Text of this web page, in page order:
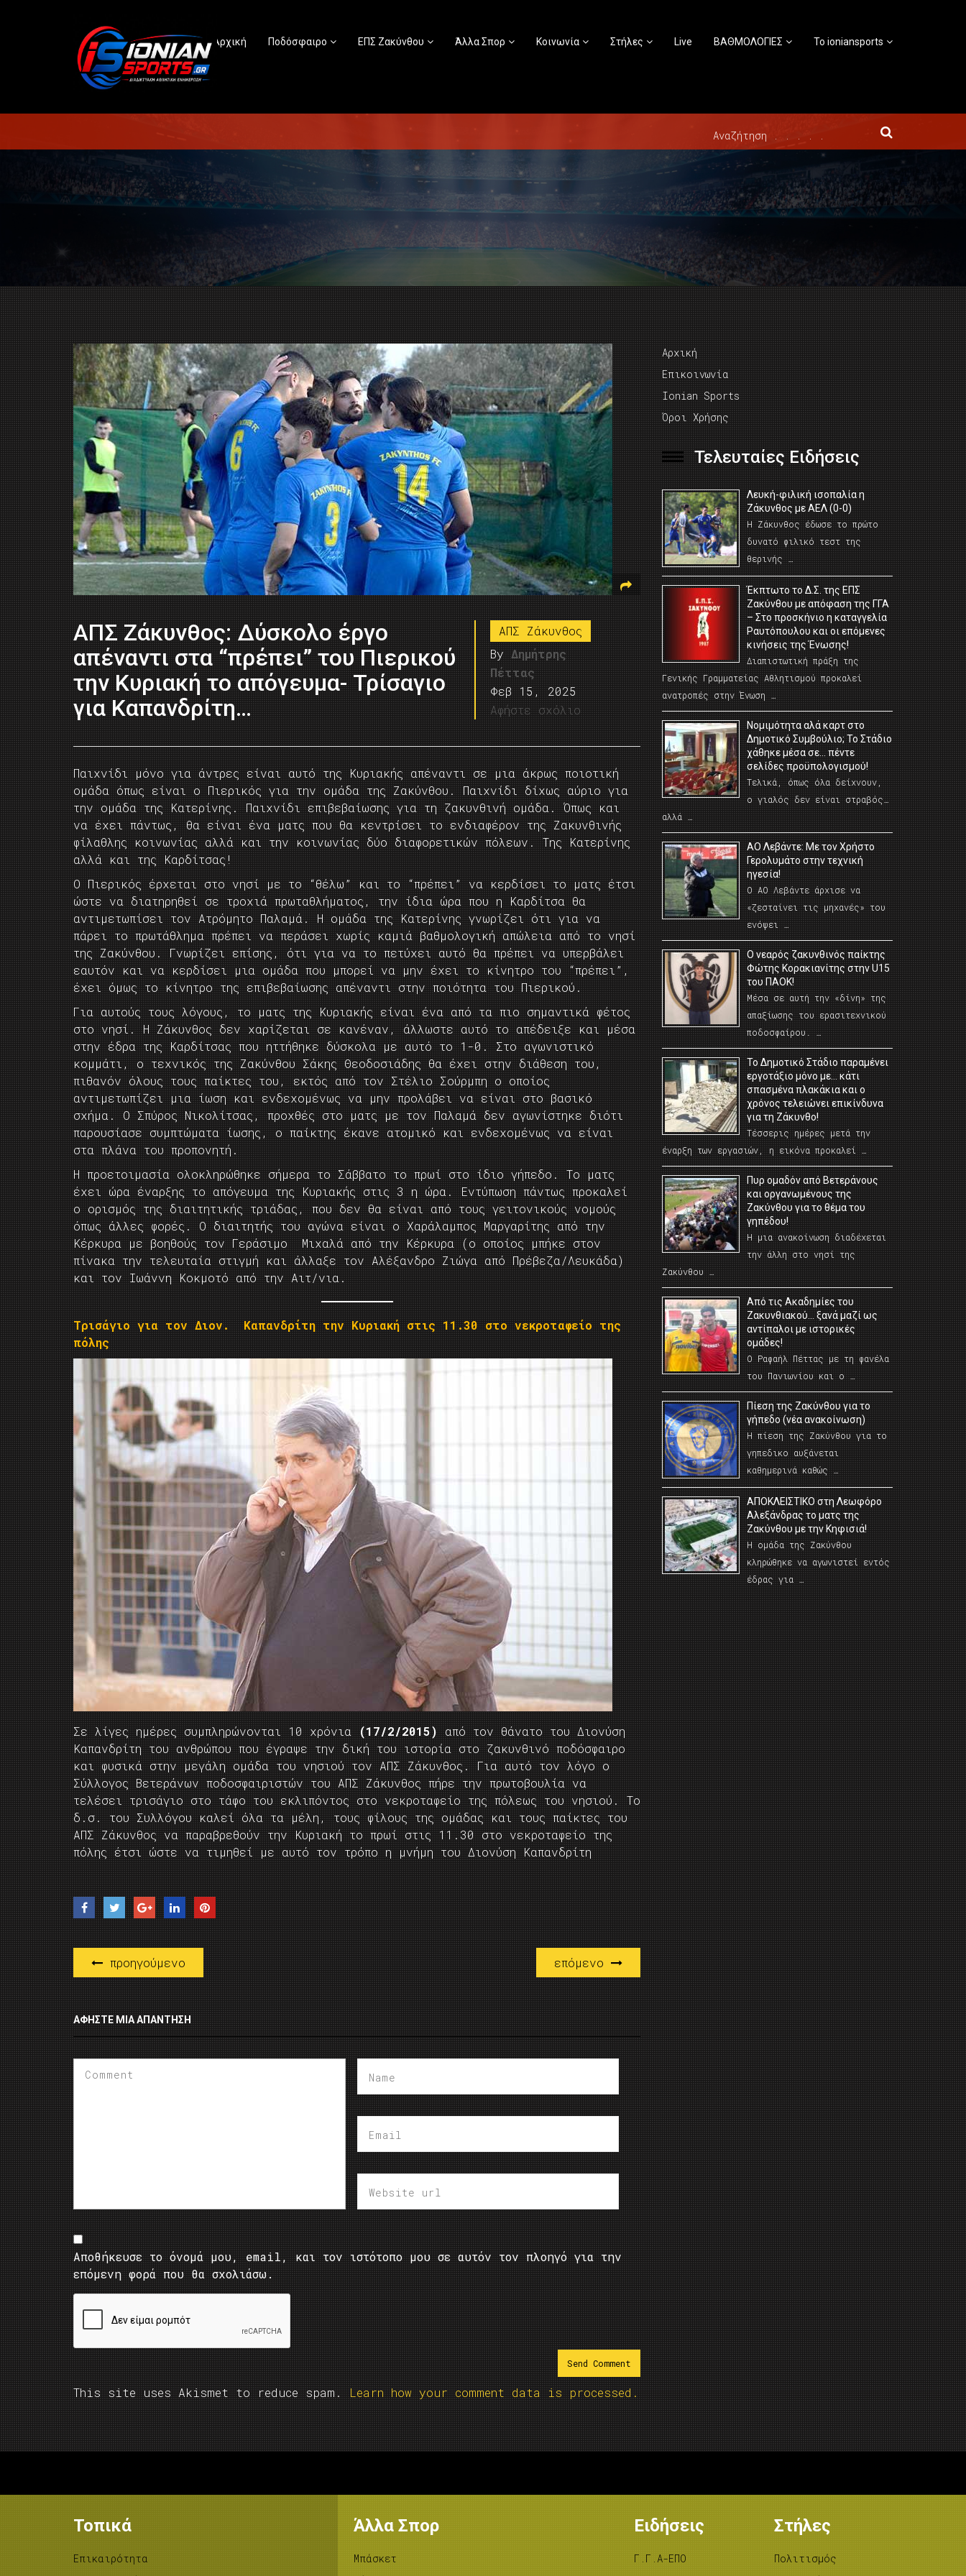
Αρχική Ποδόσφαιρο ΕΠΣ Ζακύνθου Άλλα Σπορ Κοινωνία Στήλες Live ΒΑΘΜΟΛΟΓΙΕΣ Το ioniansports
ΑΠΣ Ζάκυνθος: Δύσκολο έργο
απέναντι στα “πρέπει” του Πιερικού
την Κυριακή το απόγευμα- Τρίσαγιο
για Καπανδρίτη…
ΑΠΣ Ζάκυνθος
By Δημήτρης
Πέττας
Φεβ 15, 2025
Αφήστε σχόλιο
Παιχνίδι μόνο για άντρες είναι αυτό της Κυριακής απέναντι σε μια άκρως ποιοτική
ομάδα όπως είναι ο Πιερικός για την ομάδα της Ζακύνθου. Παιχνίδι δίχως αύριο για
την ομάδα της Κατερίνης. Παιχνίδι επιβεβαίωσης για τη ζακυνθινή ομάδα. Όπως και
να έχει πάντως, θα είναι ένα ματς που θα κεντρίσει το ενδιαφέρον της Ζακυνθινής
φίλαθλης κοινωνίας αλλά και την κοινωνίας δύο διαφορετικών πόλεων. Της Κατερίνης
αλλά και της Καρδίτσας!
Ο Πιερικός έρχεται στο νησί με το “θέλω” και το “πρέπει” να κερδίσει το ματς έτσι
ώστε να διατηρηθεί σε τροχιά πρωταθλήματος, την ίδια ώρα που η Καρδίτσα θα
αντιμετωπίσει τον Ατρόμητο Παλαμά. Η ομάδα της Κατερίνης γνωρίζει ότι για να
πάρει το πρωτάθλημα πρέπει να περάσει χωρίς καμιά βαθμολογική απώλεια από το νησί
της Ζακύνθου. Γνωρίζει επίσης, ότι για να το πετύχει αυτό θα πρέπει να υπερβάλει
εαυτόν και να κερδίσει μια ομάδα που μπορεί να μην έχει το κίνητρο του “πρέπει”,
έχει όμως το κίνητρο της επιβεβαίωσης απέναντι στην ποιότητα του Πιερικού.
Για αυτούς τους λόγους, το ματς της Κυριακής είναι ένα από τα πιο σημαντικά φέτος
στο νησί. Η Ζάκυνθος δεν χαρίζεται σε κανέναν, άλλωστε αυτό το απέδειξε και μέσα
στην έδρα της Καρδίτσας που ηττήθηκε δύσκολα με αυτό το 1-0. Στο αγωνιστικό
κομμάτι, ο τεχνικός της Ζακύνθου Σάκης Θεοδοσιάδης θα έχει στην διάθεση του,
πιθανόν όλους τους παίκτες του, εκτός από τον Στέλιο Σούρμπη ο οποίος
αντιμετωπίζει μια ίωση και ενδεχομένως να μην προλάβει να είναι στο βασικό
σχήμα. Ο Σπύρος Νικολίτσας, προχθές στο ματς με τον Παλαμά δεν αγωνίστηκε διότι
παρουσίασε συμπτώματα ίωσης, ο παίκτης έκανε ατομικό και ενδεχομένως να είναι
στα πλάνα του προπονητή.
Η προετοιμασία ολοκληρώθηκε σήμερα το Σάββατο το πρωί στο ίδιο γήπεδο. Το ματς
έχει ώρα έναρξης το απόγευμα της Κυριακής στις 3 η ώρα. Εντύπωση πάντως προκαλεί
ο ορισμός της διαιτητικής τριάδας, που δεν θα είναι από τους γειτονικούς νομούς
όπως άλλες φορές. Ο διαιτητής του αγώνα είναι ο Χαράλαμπος Μαργαρίτης από την
Κέρκυρα με βοηθούς τον Γεράσιμο Μιχαλά από την Κέρκυρα (ο οποίος μπήκε στον
πίνακα την τελευταία στιγμή και άλλαξε τον Αλέξανδρο Ζιώγα από Πρέβεζα/Λευκάδα)
και τον Ιωάννη Κοκμοτό από την Αιτ/νια.
Τρισάγιο για τον Διον. Καπανδρίτη την Κυριακή στις 11.30 στο νεκροταφείο της
πόλης
Σε λίγες ημέρες συμπληρώνονται 10 χρόνια (17/2/2015) από τον θάνατο του Διονύση
Καπανδρίτη του ανθρώπου που έγραψε την δική του ιστορία στο ζακυνθινό ποδόσφαιρο
και φυσικά στην μεγάλη ομάδα του νησιού τον ΑΠΣ Ζάκυνθος. Για αυτό τον λόγο ο
Σύλλογος Βετεράνων ποδοσφαιριστών του ΑΠΣ Ζάκυνθος πήρε την πρωτοβουλία να
τελέσει τρισάγιο στο τάφο του εκλιπόντος στο νεκροταφείο της πόλεως του νησιού. Το
δ.σ. του Συλλόγου καλεί όλα τα μέλη, τους φίλους της ομάδας και τους παίκτες του
ΑΠΣ Ζάκυνθος να παραβρεθούν την Κυριακή το πρωί στις 11.30 στο νεκροταφείο της
πόλης έτσι ώστε να τιμηθεί με αυτό τον τρόπο η μνήμη του Διονύση Καπανδρίτη
προηγούμενο επόμενο
ΑΦΉΣΤΕ ΜΙΑ ΑΠΆΝΤΗΣΗ
Αποθήκευσε το όνομά μου, email, και τον ιστότοπο μου σε αυτόν τον πλοηγό για την
επόμενη φορά που θα σχολιάσω.
This site uses Akismet to reduce spam. Learn how your comment data is processed.
Αρχική
Επικοινωνία
Ionian Sports
Όροι Χρήσης
Τελευταίες Ειδήσεις
Λευκή-φιλική ισοπαλία η
Ζάκυνθος με ΑΕΛ (0-0)
Η Ζάκυνθος έδωσε το πρώτο
δυνατό φιλικό τεστ της
θερινής …
Έκπτωτο το Δ.Σ. της ΕΠΣ
Ζακύνθου με απόφαση της ΓΓΑ
– Στο προσκήνιο η καταγγελία
Ραυτόπουλου και οι επόμενες
κινήσεις της Ένωσης!
Διαπιστωτική πράξη της
Γενικής Γραμματείας Αθλητισμού προκαλεί
ανατροπές στην Ένωση …
Νομιμότητα αλά καρτ στο
Δημοτικό Συμβούλιο; Το Στάδιο
χάθηκε μέσα σε… πέντε
σελίδες προϋπολογισμού!
Τελικά, όπως όλα δείχνουν,
ο γιαλός δεν είναι στραβός…
αλλά …
ΑΟ Λεβάντε: Με τον Χρήστο
Γερολυμάτο στην τεχνική
ηγεσία!
Ο ΑΟ Λεβάντε άρχισε να
«ζεσταίνει τις μηχανές» του
ενόψει …
O νεαρός ζακυνθινός παίκτης
Φώτης Κορακιανίτης στην U15
του ΠΑΟΚ!
Μέσα σε αυτή την «δίνη» της
απαξίωσης του ερασιτεχνικού
ποδοσφαίρου. …
Το Δημοτικό Στάδιο παραμένει
εργοτάξιο μόνο με… κάτι
σπασμένα πλακάκια και ο
χρόνος τελειώνει επικίνδυνα
για τη Ζάκυνθο!
Τέσσερις ημέρες μετά την
έναρξη των εργασιών, η εικόνα προκαλεί …
Πυρ ομαδόν από Βετεράνους
και οργανωμένους της
Ζακύνθου για το θέμα του
γηπέδου!
Η μια ανακοίνωση διαδέχεται
την άλλη στο νησί της
Ζακύνθου …
Από τις Ακαδημίες του
Ζακυνθιακού… ξανά μαζί ως
αντίπαλοι με ιστορικές
ομάδες!
Ο Ραφαήλ Πέττας με τη φανέλα
του Πανιωνίου και ο …
Πίεση της Ζακύνθου για το
γήπεδο (νέα ανακοίνωση)
Η πίεση της Ζακύνθου για το
γηπεδικο αυξάνεται
καθημερινά καθώς …
AΠΟΚΛΕΙΣΤΙΚΟ στη Λεωφόρο
Αλεξάνδρας το ματς της
Ζακύνθου με την Κηφισιά!
Η ομάδα της Ζακύνθου
κληρώθηκε να αγωνιστεί εντός
έδρας για …
Τοπικά
Επικαιρότητα
Άλλα Σπορ
Μπάσκετ
Ειδήσεις
Γ.Γ.Α-ΕΠΟ
Στήλες
Πολιτισμός